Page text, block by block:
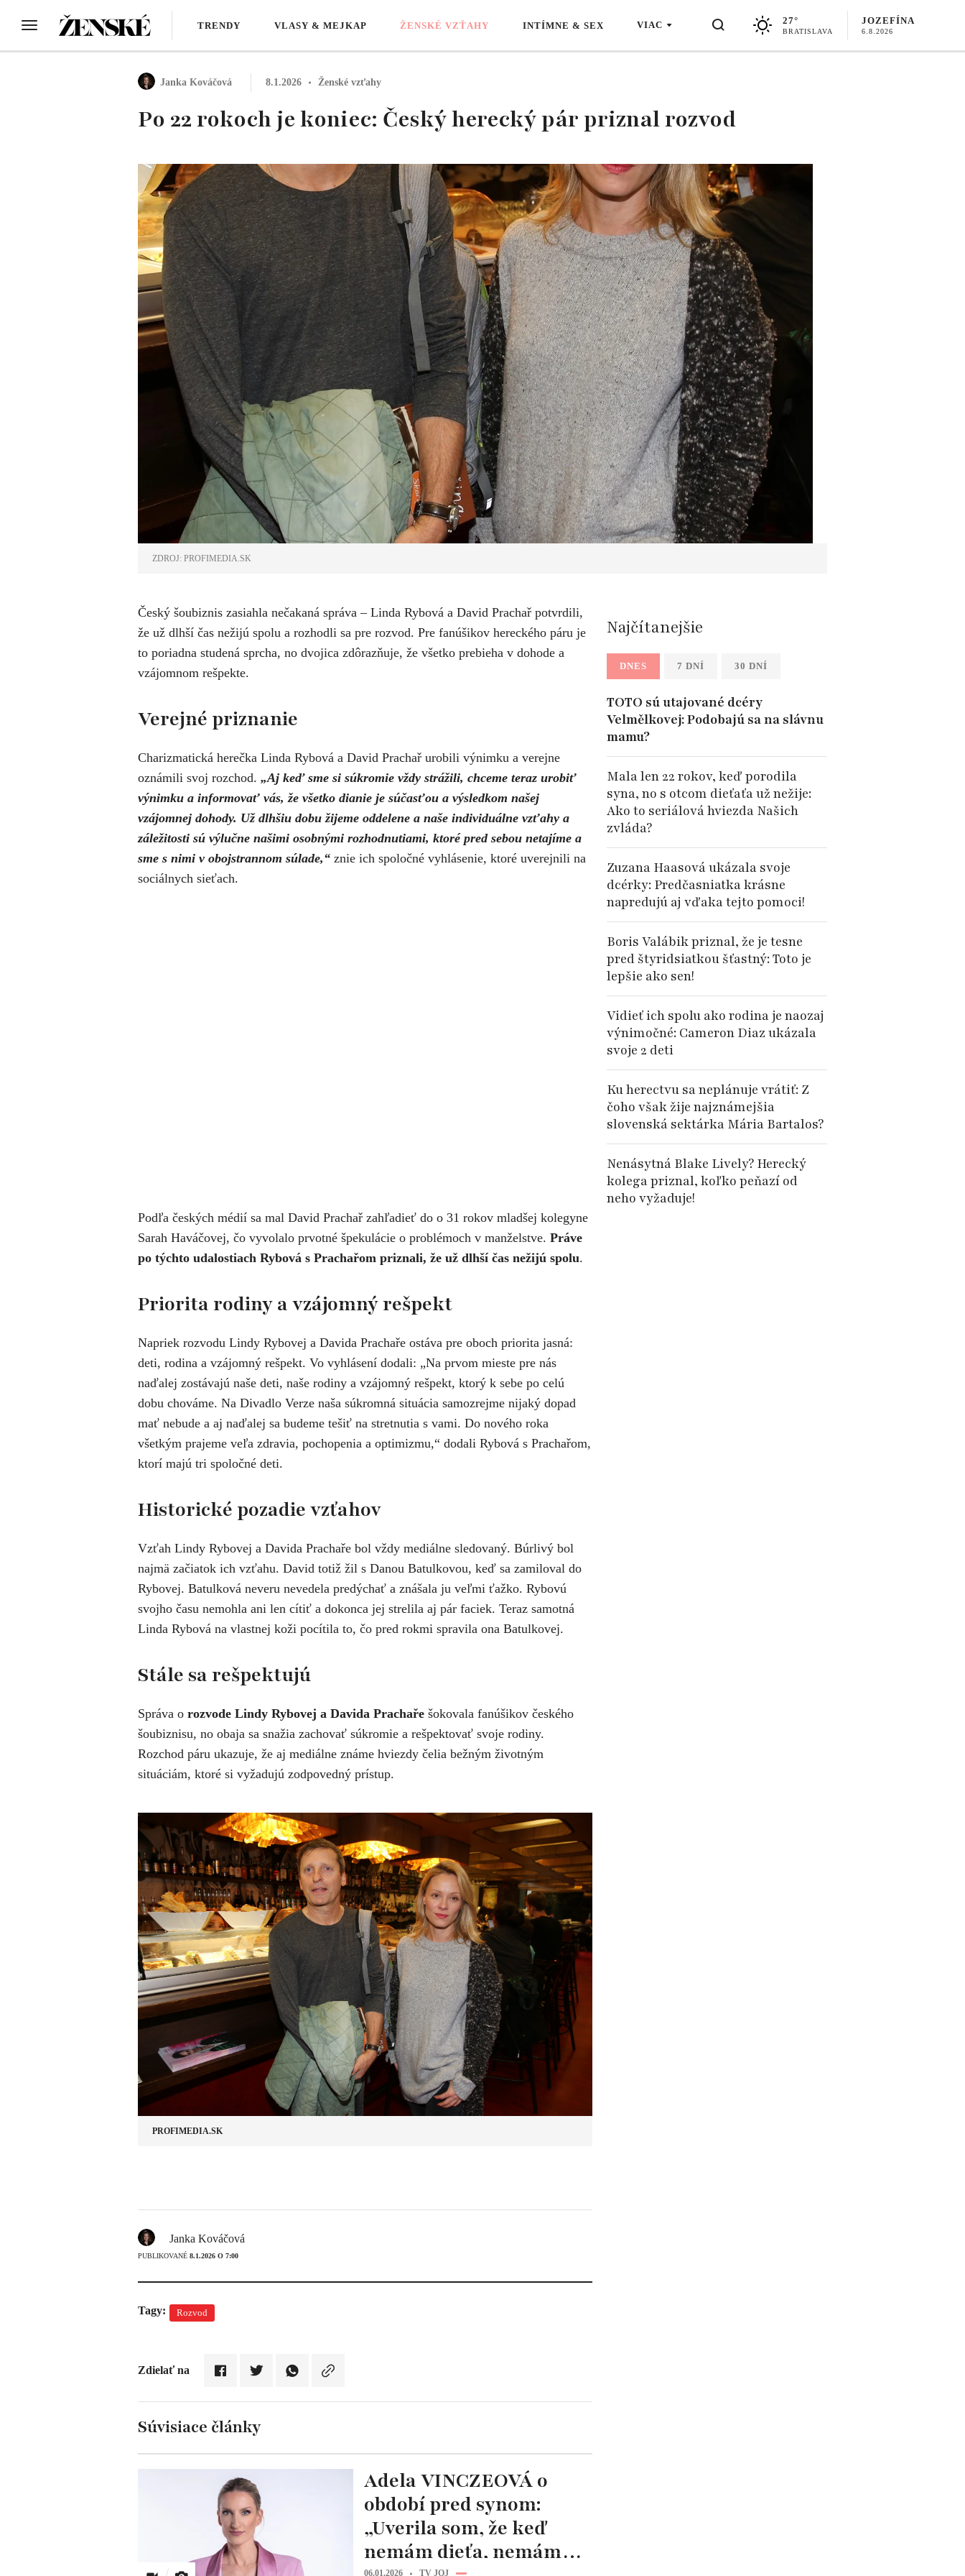
TRENDY VLASY & MEJKAP ŽENSKÉ VZŤAHY INTÍMNE & SEX VIAC 27°
BRATISLAVA
JOZEFÍNA
6.8.2026
Janka Kováčová 8.1.2026 Ženské vzťahy
Po 22 rokoch je koniec: Český herecký pár priznal rozvod
ZDROJ: PROFIMEDIA.SK
Český šoubiznis zasiahla nečakaná správa – Linda Rybová a David Prachař potvrdili,
že už dlhší čas nežijú spolu a rozhodli sa pre rozvod. Pre fanúšikov hereckého páru je
to poriadna studená sprcha, no dvojica zdôrazňuje, že všetko prebieha v dohode a
vzájomnom rešpekte.
Verejné priznanie
Charizmatická herečka Linda Rybová a David Prachař urobili výnimku a verejne
oznámili svoj rozchod. „Aj keď sme si súkromie vždy strážili, chceme teraz urobiť
výnimku a informovať vás, že všetko dianie je súčasťou a výsledkom našej
vzájomnej dohody. Už dlhšiu dobu žijeme oddelene a naše individuálne vzťahy a
záležitosti sú výlučne našimi osobnými rozhodnutiami, ktoré pred sebou netajíme a
sme s nimi v obojstrannom súlade,“ znie ich spoločné vyhlásenie, ktoré uverejnili na
sociálnych sieťach.
Podľa českých médií sa mal David Prachař zahľadieť do o 31 rokov mladšej kolegyne
Sarah Haváčovej, čo vyvolalo prvotné špekulácie o problémoch v manželstve. Práve
po týchto udalostiach Rybová s Prachařom priznali, že už dlhší čas nežijú spolu.
Priorita rodiny a vzájomný rešpekt
Napriek rozvodu Lindy Rybovej a Davida Prachaře ostáva pre oboch priorita jasná:
deti, rodina a vzájomný rešpekt. Vo vyhlásení dodali: „Na prvom mieste pre nás
naďalej zostávajú naše deti, naše rodiny a vzájomný rešpekt, ktorý k sebe po celú
dobu chováme. Na Divadlo Verze naša súkromná situácia samozrejme nijaký dopad
mať nebude a aj naďalej sa budeme tešiť na stretnutia s vami. Do nového roka
všetkým prajeme veľa zdravia, pochopenia a optimizmu,“ dodali Rybová s Prachařom,
ktorí majú tri spoločné deti.
Historické pozadie vzťahov
Vzťah Lindy Rybovej a Davida Prachaře bol vždy mediálne sledovaný. Búrlivý bol
najmä začiatok ich vzťahu. David totiž žil s Danou Batulkovou, keď sa zamiloval do
Rybovej. Batulková neveru nevedela predýchať a znášala ju veľmi ťažko. Rybovú
svojho času nemohla ani len cítiť a dokonca jej strelila aj pár faciek. Teraz samotná
Linda Rybová na vlastnej koži pocítila to, čo pred rokmi spravila ona Batulkovej.
Stále sa rešpektujú
Správa o rozvode Lindy Rybovej a Davida Prachaře šokovala fanúšikov českého
šoubiznisu, no obaja sa snažia zachovať súkromie a rešpektovať svoje rodiny.
Rozchod páru ukazuje, že aj mediálne známe hviezdy čelia bežným životným
situáciám, ktoré si vyžadujú zodpovedný prístup.
PROFIMEDIA.SK
Janka Kováčová
PUBLIKOVANÉ 8.1.2026 O 7:00
Tagy: Rozvod
Zdielať na
Súvisiace články
Adela VINCZEOVÁ o
období pred synom:
„Uverila som, že keď
nemám dieťa, nemám
06.01.2026 TV JOJ
Najčítanejšie
DNES 7 DNÍ 30 DNÍ
TOTO sú utajované dcéry
Velmělkovej: Podobajú sa na slávnu
mamu?
Mala len 22 rokov, keď porodila
syna, no s otcom dieťaťa už nežije:
Ako to seriálová hviezda Našich
zvláda?
Zuzana Haasová ukázala svoje
dcérky: Predčasniatka krásne
napredujú aj vďaka tejto pomoci!
Boris Valábik priznal, že je tesne
pred štyridsiatkou šťastný: Toto je
lepšie ako sen!
Vidieť ich spolu ako rodina je naozaj
výnimočné: Cameron Diaz ukázala
svoje 2 deti
Ku herectvu sa neplánuje vrátiť: Z
čoho však žije najznámejšia
slovenská sektárka Mária Bartalos?
Nenásytná Blake Lively? Herecký
kolega priznal, koľko peňazí od
neho vyžaduje!